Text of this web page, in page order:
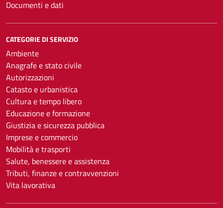
Documenti e dati
CATEGORIE DI SERVIZIO
Ambiente
Anagrafe e stato civile
Autorizzazioni
Catasto e urbanistica
Cultura e tempo libero
Educazione e formazione
Giustizia e sicurezza pubblica
Imprese e commercio
Mobilità e trasporti
Salute, benessere e assistenza
Tributi, finanze e contravvenzioni
Vita lavorativa